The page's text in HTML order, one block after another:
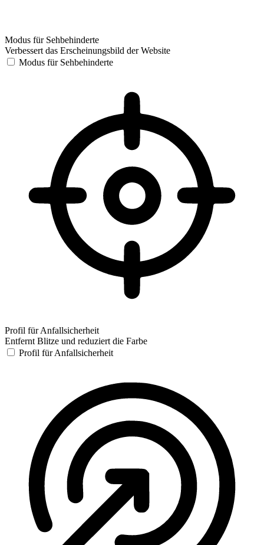
Modus für Sehbehinderte
Verbessert das Erscheinungsbild der Website
Modus für Sehbehinderte
Profil für Anfallsicherheit
Entfernt Blitze und reduziert die Farbe
Profil für Anfallsicherheit